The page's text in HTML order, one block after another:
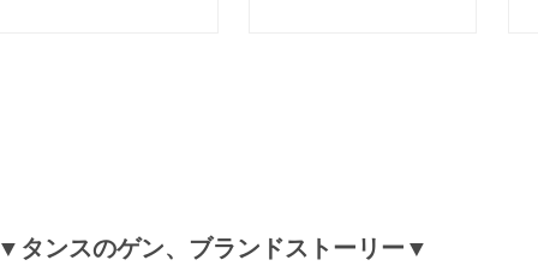
▼タンスのゲン、ブランドストーリー▼